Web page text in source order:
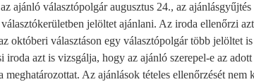
ajánló választópolgár augusztus 24., az
jelöltet ajánlani. Az iroda ellenőrzi
októberi választáson egy választópolgár több jelöltet
iroda azt is vizsgálja, hogy az ajánló szerepel-e az
Az ajánlások tételes ellenőrzését